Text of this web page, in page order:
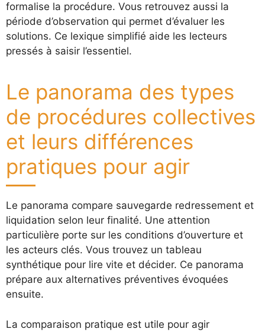
formalise la procédure. Vous retrouvez aussi la
période d’observation qui permet d’évaluer les
solutions. Ce lexique simplifié aide les lecteurs
pressés à saisir l’essentiel.
Le panorama des types
de procédures collectives
et leurs différences
pratiques pour agir
Le panorama compare sauvegarde redressement et
liquidation selon leur finalité. Une attention
particulière porte sur les conditions d’ouverture et
les acteurs clés. Vous trouvez un tableau
synthétique pour lire vite et décider. Ce panorama
prépare aux alternatives préventives évoquées
ensuite.
La comparaison pratique est utile pour agir